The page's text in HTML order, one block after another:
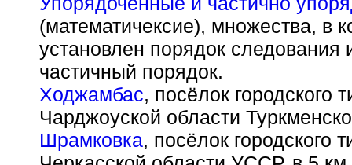
(математичексие), множества, в
установлен порядок следования
частичный порядок.
Ходжамбас, посёлок городского
Чарджоуской области
Шрамковка, посёлок городского